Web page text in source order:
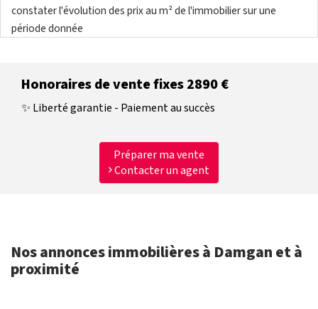
constater l'évolution des prix au m² de l'immobilier sur une
période donnée
Honoraires de vente fixes 2890 €
✨ Liberté garantie - Paiement au succès
Préparer ma vente
Contacter un agent
Nos annonces immobilières à Damgan et à
proximité